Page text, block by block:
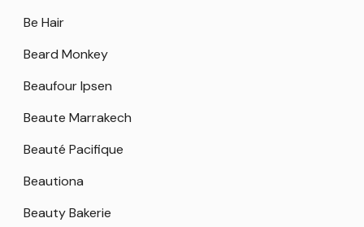
Be Hair
Beard Monkey
Beaufour Ipsen
Beaute Marrakech
Beauté Pacifique
Beautiona
Beauty Bakerie